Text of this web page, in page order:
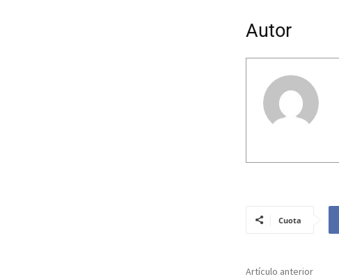
Autor
Cuota
Artículo anterior